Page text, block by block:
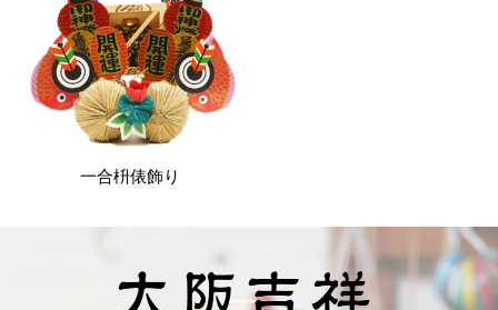
一合枡俵飾り